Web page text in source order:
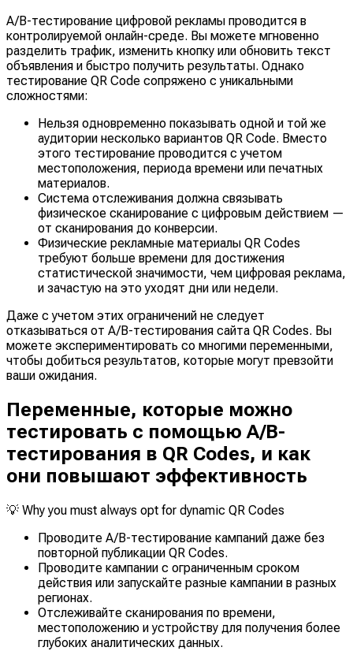
A/B-тестирование цифровой рекламы проводится в
контролируемой онлайн-среде. Вы можете мгновенно
разделить трафик, изменить кнопку или обновить текст
объявления и быстро получить результаты. Однако
тестирование QR Code сопряжено с уникальными
сложностями:
Нельзя одновременно показывать одной и той же
аудитории несколько вариантов QR Code. Вместо
этого тестирование проводится с учетом
местоположения, периода времени или печатных
материалов.
Система отслеживания должна связывать
физическое сканирование с цифровым действием —
от сканирования до конверсии.
Физические рекламные материалы QR Codes
требуют больше времени для достижения
статистической значимости, чем цифровая реклама,
и зачастую на это уходят дни или недели.
Даже с учетом этих ограничений не следует
отказываться от A/B-тестирования сайта QR Codes. Вы
можете экспериментировать со многими переменными,
чтобы добиться результатов, которые могут превзойти
ваши ожидания.
Переменные, которые можно
тестировать с помощью A/B-
тестирования в QR Codes, и как
они повышают эффективность
💡 Why you must always opt for dynamic QR Codes
Проводите A/B-тестирование кампаний даже без
повторной публикации QR Codes.
Проводите кампании с ограниченным сроком
действия или запускайте разные кампании в разных
регионах.
Отслеживайте сканирования по времени,
местоположению и устройству для получения более
глубоких аналитических данных.